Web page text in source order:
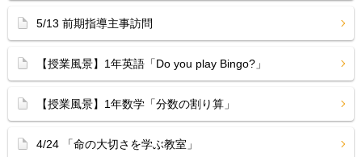
5/13 前期指導主事訪問
【授業風景】1年英語「Do you play Bingo?」
【授業風景】1年数学「分数の割り算」
4/24 「命の大切さを学ぶ教室」